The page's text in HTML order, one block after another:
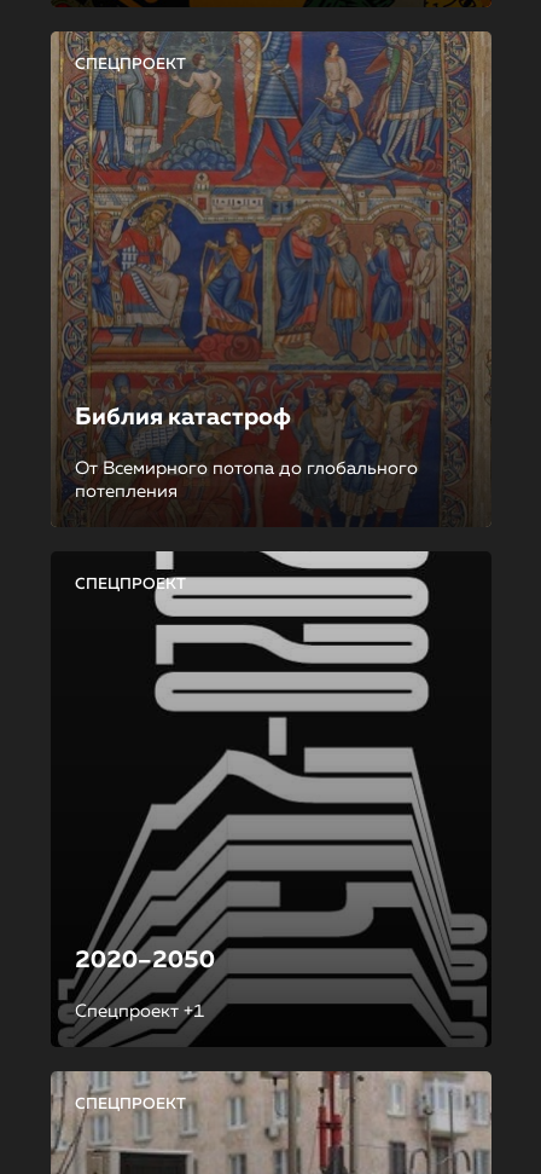
СПЕЦПРОЕКТ
Библия катастроф
От Всемирного потопа до глобального
потепления
СПЕЦПРОЕКТ
2020–2050
Спецпроект +1
СПЕЦПРОЕКТ